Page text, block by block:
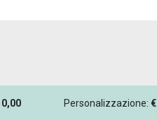
0,00 Personalizzazione:€